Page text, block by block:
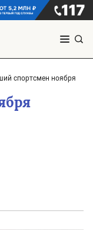
спортсмен ноября